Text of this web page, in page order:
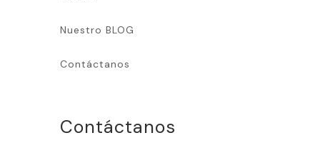
Nuestro BLOG
Contáctanos
Contáctanos